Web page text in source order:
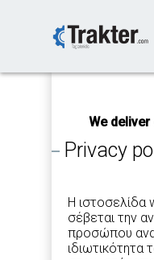
We deliver our
Privacy
Η ιστοσελίδα
σέβεται την
προσώπου
ιδιωτικότητα